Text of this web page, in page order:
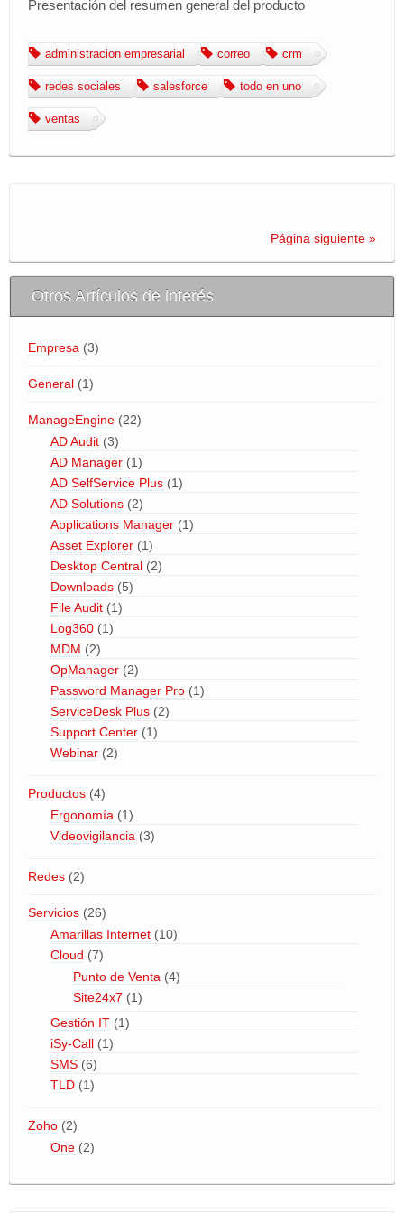
Area de Clientes
Presentación del resumen general del producto
administracion empresarial correo crm
redes sociales salesforce todo en uno
ventas
Página siguiente »
Otros Artículos de interés
Empresa (3)
General (1)
ManageEngine (22)
AD Audit (3)
AD Manager (1)
AD SelfService Plus (1)
AD Solutions (2)
Applications Manager (1)
Asset Explorer (1)
Desktop Central (2)
Downloads (5)
File Audit (1)
Log360 (1)
MDM (2)
OpManager (2)
Password Manager Pro (1)
ServiceDesk Plus (2)
Support Center (1)
Webinar (2)
Productos (4)
Ergonomía (1)
Videovigilancia (3)
Redes (2)
Servicios (26)
Amarillas Internet (10)
Cloud (7)
Punto de Venta (4)
Site24x7 (1)
Gestión IT (1)
iSy-Call (1)
SMS (6)
TLD (1)
Zoho (2)
One (2)